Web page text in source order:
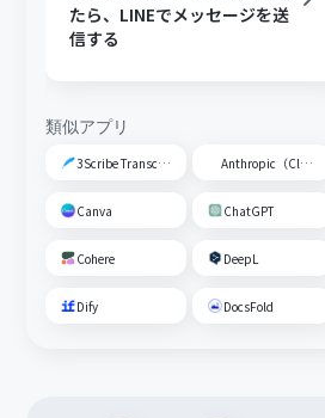
たら、LINEでメッセージを送
信する
類似アプリ
3Scribe Transcription Anthropic（Claude）
Canva ChatGPT
Cohere DeepL
Dify DocsFold